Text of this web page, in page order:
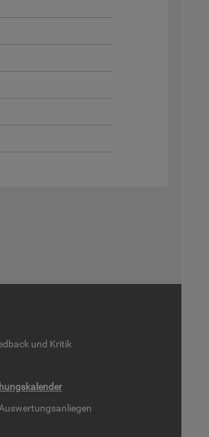
und Kri­tik